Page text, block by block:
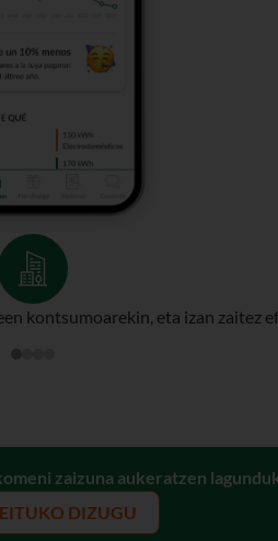
kontsumoarekin, eta izan zaitez
zaizuna aukeratzen
DIZUGU